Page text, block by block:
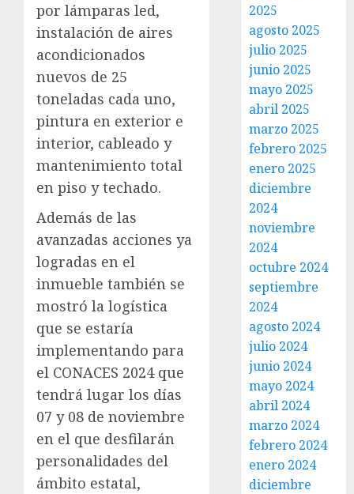
por lámparas led,
instalación de aires
acondicionados
nuevos de 25
toneladas cada uno,
pintura en exterior e
interior, cableado y
mantenimiento total
en piso y techado.
Además de las
avanzadas acciones ya
logradas en el
inmueble también se
mostró la logística
que se estaría
implementando para
el CONACES 2024 que
tendrá lugar los días
07 y 08 de noviembre
en el que desfilarán
personalidades del
ámbito estatal,
2025
agosto 2025
julio 2025
junio 2025
mayo 2025
abril 2025
marzo 2025
febrero 2025
enero 2025
diciembre
2024
noviembre
2024
octubre 2024
septiembre
2024
agosto 2024
julio 2024
junio 2024
mayo 2024
abril 2024
marzo 2024
febrero 2024
enero 2024
diciembre